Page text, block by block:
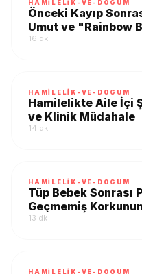
HAMILELIK-VE-DOGUM
Önceki Kayıp
Umut ve "Rainbow
16 dk
HAMILELIK-VE-DOGUM
Hamilelikte Aile İçi
ve Klinik Müdahale
14 dk
HAMILELIK-VE-DOGUM
Tüp Bebek Sonrası
Geçmemiş
13 dk
HAMILELIK-VE-DOGUM